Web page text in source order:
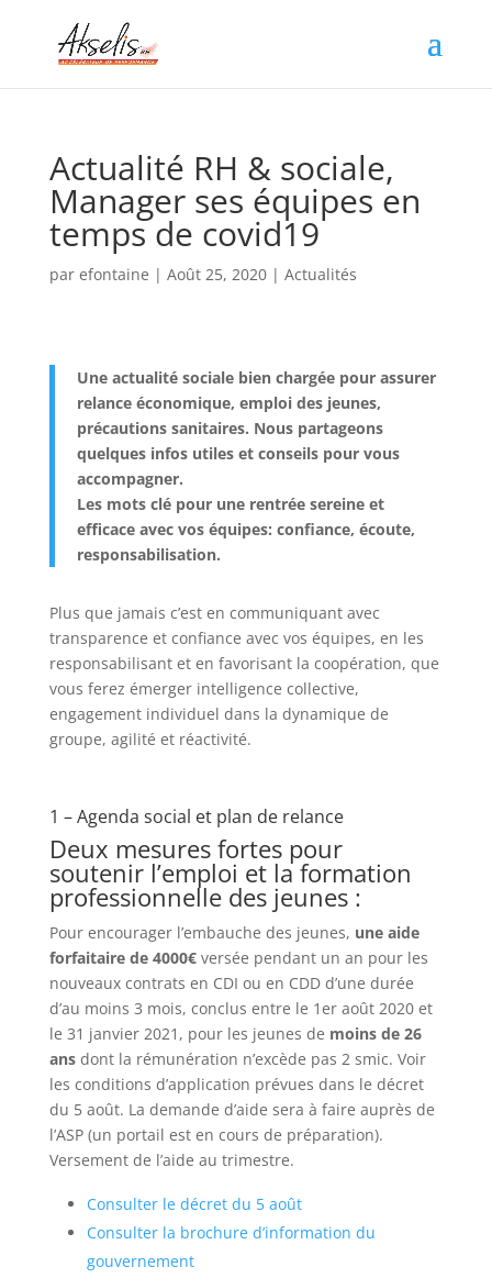
Actualité RH & sociale,
Manager ses équipes en
temps de covid19
par efontaine | Août 25, 2020| Actualités
Une actualité sociale bien chargée pour assurer
relance économique, emploi des jeunes,
précautions sanitaires. Nous partageons
quelques infos utiles et conseils pour vous
accompagner.
Les mots clé pour une rentrée sereine et
efficace avec vos équipes: confiance, écoute,
responsabilisation.
Plus que jamais c’est en communiquant avec
transparence et confiance avec vos équipes, en les
responsabilisant et en favorisant la coopération, que
vous ferez émerger intelligence collective,
engagement individuel dans la dynamique de
groupe, agilité et réactivité.
1 – Agenda social et plan de relance
Deux mesures fortes pour
soutenir l’emploi et la formation
professionnelle des jeunes :
Pour encourager l’embauche des jeunes, une aide
forfaitaire de 4000€ versée pendant un an pour les
nouveaux contrats en CDI ou en CDD d’une durée
d’au moins 3 mois, conclus entre le 1er août 2020 et
le 31 janvier 2021, pour les jeunes de moins de 26
ansdont la rémunération n’excède pas 2 smic. Voir
les conditions d’application prévues dans le décret
du 5 août. La demande d’aide sera à faire auprès de
l’ASP (un portail est en cours de préparation).
Versement de l’aide au trimestre.
Consulter le décret du 5 août
Consulter la brochure d’information du
gouvernement